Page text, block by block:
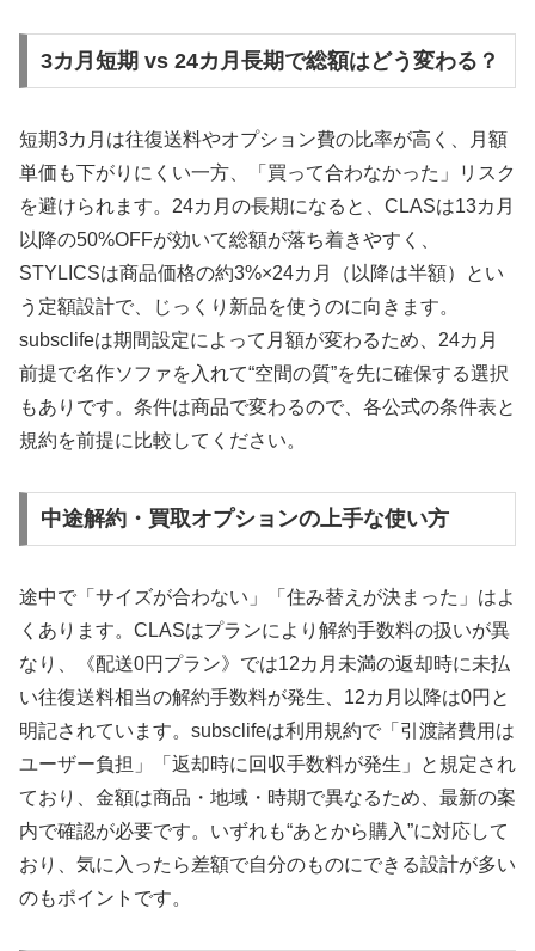
3カ月短期 vs 24カ月長期で総額はどう変わる？
短期3カ月は往復送料やオプション費の比率が高く、月額
単価も下がりにくい一方、「買って合わなかった」リスク
を避けられます。24カ月の長期になると、CLASは13カ月
以降の50%OFFが効いて総額が落ち着きやすく、
STYLICSは商品価格の約3%×24カ月（以降は半額）とい
う定額設計で、じっくり新品を使うのに向きます。
subsclifeは期間設定によって月額が変わるため、24カ月
前提で名作ソファを入れて“空間の質”を先に確保する選択
もありです。条件は商品で変わるので、各公式の条件表と
規約を前提に比較してください。
中途解約・買取オプションの上手な使い方
途中で「サイズが合わない」「住み替えが決まった」はよ
くあります。CLASはプランにより解約手数料の扱いが異
なり、《配送0円プラン》では12カ月未満の返却時に未払
い往復送料相当の解約手数料が発生、12カ月以降は0円と
明記されています。subsclifeは利用規約で「引渡諸費用は
ユーザー負担」「返却時に回収手数料が発生」と規定され
ており、金額は商品・地域・時期で異なるため、最新の案
内で確認が必要です。いずれも“あとから購入”に対応して
おり、気に入ったら差額で自分のものにできる設計が多い
のもポイントです。